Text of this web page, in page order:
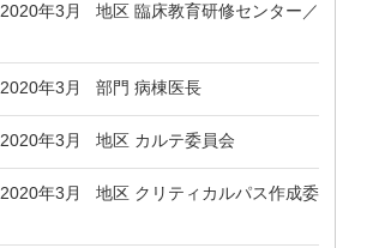
2020年3月
地区 臨床教育研修センター／
2020年3月 部門 病棟医長
2020年3月 地区 カルテ委員会
2020年3月
地区 クリティカルパス作成委